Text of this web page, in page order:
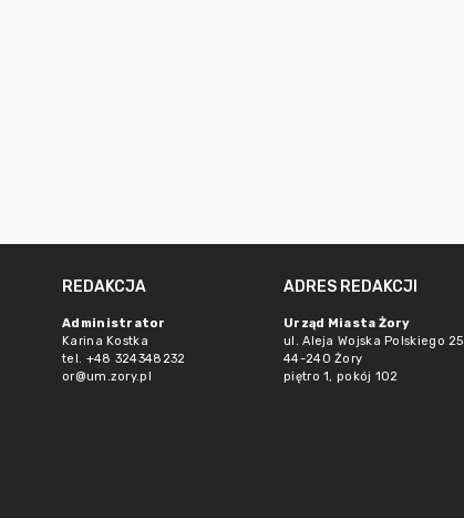
REDAKCJA
Administrator
Karina Kostka
tel. +48 324348232
or@um.zory.pl
ADRES REDAKCJI
Urząd Miasta Żory
ul. Aleja Wojska Polskiego 25
44-240 Żory
piętro 1, pokój 102